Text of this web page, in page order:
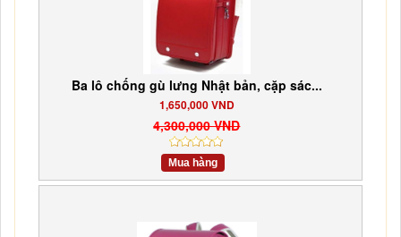
Ba lô chống gù lưng Nhật bản, cặp sác...
1,650,000 VND
4,300,000 VND
Mua hàng